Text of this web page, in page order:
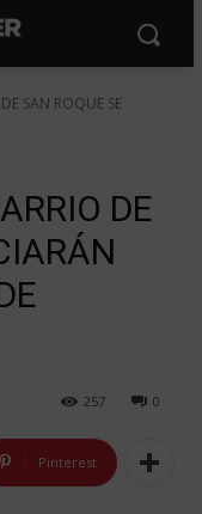
SAN ROQUE SE
DE
0
257
Pinterest